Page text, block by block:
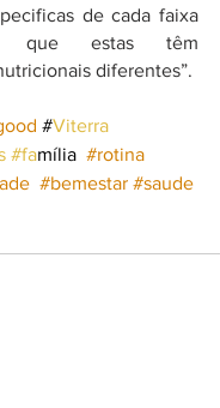
de cada faixa
que estas têm
diferentes”.
#Viterra
#família #rotina
#bemestar #saude